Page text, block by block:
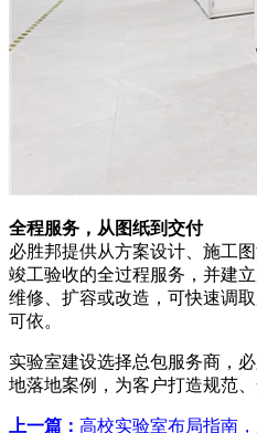
全程服务，从图纸到交付
必胜邦提供从方案设计、施工
竣工验收的全过程服务，并建
维修、扩容或改造，可快速调
可依。
实验室建设选择总包服务商，
地落地案例，为客户打造规范
上一篇： 高校实验室布局指南